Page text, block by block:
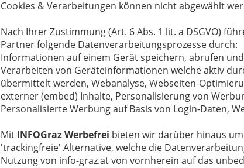
Cookies & Verarbeitungen können nicht abgewählt
Nach Ihrer Zustimmung (Art. 6 Abs. 1 lit. a DSGVO)
Partner folgende Datenverarbeitungsprozesse durch:
Informationen auf einem Gerät speichern, abrufen
Verarbeiten von Geräteinformationen welche aktiv
übermittelt werden, Webanalyse, Webseiten-
externer (embed) Inhalte, Personalisierung von
Personalisierte Werbung auf Basis von Login-Daten,
Mit INFOGraz Werbefrei bieten wir darüber hinaus
'trackingfreie' Alternative, welche die
Nutzung von info-graz.at von vornherein auf das